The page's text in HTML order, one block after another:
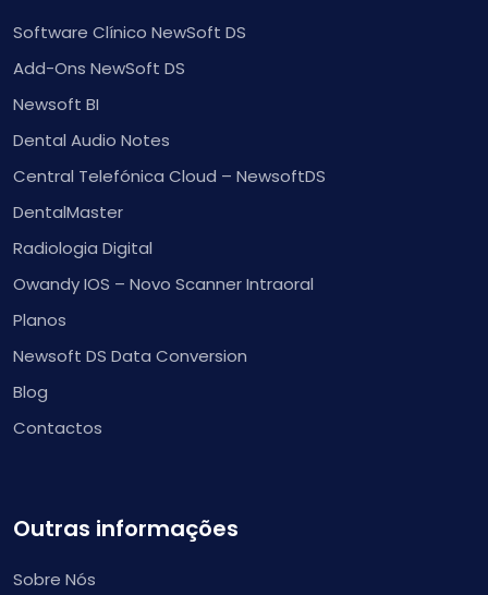
Software Clínico NewSoft DS
Add-Ons NewSoft DS
Newsoft BI
Dental Audio Notes
Central Telefónica Cloud – NewsoftDS
DentalMaster
Radiologia Digital
Owandy IOS – Novo Scanner Intraoral
Planos
Newsoft DS Data Conversion
Blog
Contactos
Outras informações
Sobre Nós